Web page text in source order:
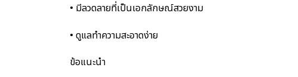
• มีลวดลายที่เป็นเอกลักษณ์สวยงาม
• ดูแลทำความสะอาดง่าย
ข้อแนะนำ